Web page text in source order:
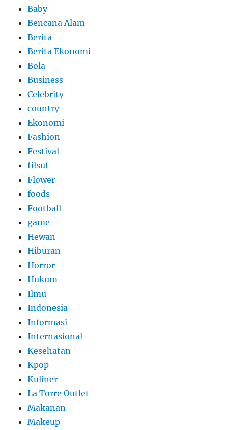
Baby
Bencana Alam
Berita
Berita Ekonomi
Bola
Business
Celebrity
country
Ekonomi
Fashion
Festival
filsuf
Flower
foods
Football
game
Hewan
Hiburan
Horror
Hukum
Ilmu
Indonesia
Informasi
Internasional
Kesehatan
Kpop
Kuliner
La Torre Outlet
Makanan
Makeup